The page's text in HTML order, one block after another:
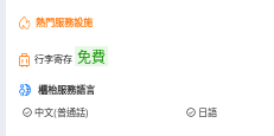
熱門服務設施
行李寄存 免費
櫃枱服務語言
中文(普通話) 日語